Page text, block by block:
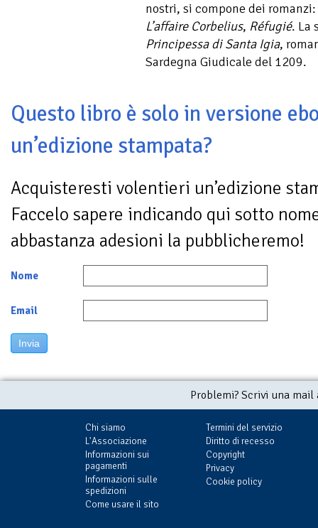
nostri, si compone dei romanzi:
L’affaire Corbelius, Réfugié. La
Principessa di Santa Igia,
Sardegna Giudicale del 1209.
Questo libro è solo in versione
un’edizione stampata?
Acquisteresti volentieri un’edizione
Faccelo sapere indicando qui sotto
abbastanza adesioni la pubblicheremo!
Nome
Email
Invia
Problemi? Scrivi una
Chi siamo
L'Associazione
Informazioni sui
pagamenti
Informazioni sulle
spedizioni
Come usare il sito
Termini del servizio
Diritto di recesso
Copyright
Privacy
Cookie policy